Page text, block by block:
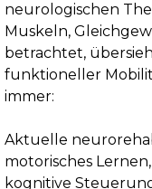
neurologischen
Muskeln,
betrachtet,
funktioneller
immer:
Aktuelle
motorisches
kognitive